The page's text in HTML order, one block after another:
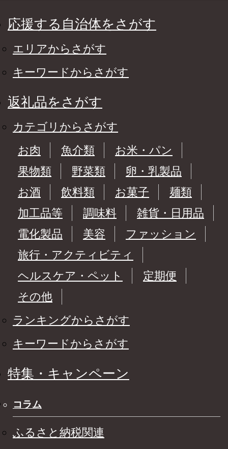
応援する自治体をさがす
エリアからさがす
キーワードからさがす
返礼品をさがす
カテゴリからさがす
お肉
魚介類
お米・パン
果物類
野菜類
卵・乳製品
お酒
飲料類 お菓子
麺類
加工品等
調味料
雑貨・日用品
電化製品
美容
ファッション
旅行・アクティビティ
ヘルスケア・ペット
定期便
その他
ランキングからさがす
キーワードからさがす
特集・キャンペーン
コラム
ふるさと納税関連